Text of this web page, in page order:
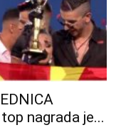
nagrada je...